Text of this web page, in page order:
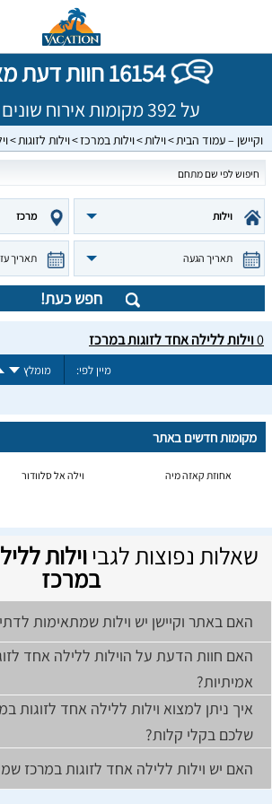
16154 חוות דעת מאומתות!
על 392 מקומות אירוח שונים בישראל
וקיישן – עמוד הבית וילות וילות במרכז וילות לזוגות
וילות מרכז
תאריך הגעה תאריך
חפש כעת!
0וילות ללילה אחד לזוגות במרכז
מיין לפי: מומלץ
מקומות חדשים באתר
אחוזת קאזה מיה וילה אל סלוודור
שאלות נפוצות לגביוילות
במרכז
האם באתר וקיישן יש וילות שמתאימות
האם חוות הדעת על הוילות ללילה אחד
אמיתיות?
איך ניתן למצוא וילות ללילה אחד לזוגות
שלכם בקלי קלות?
האם יש וילות ללילה אחד לזוגות במרכז